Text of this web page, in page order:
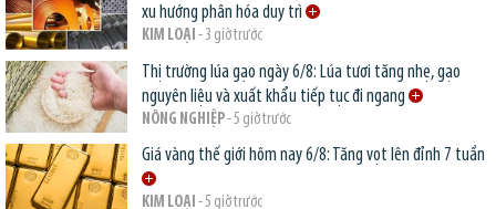
xu hướng phân hóa duy trì
KIM LOẠI - 3 giờ trước
Thị trường lúa gạo ngày 6/8: Lúa tươi tăng nhẹ, gạo
nguyên liệu và xuất khẩu tiếp tục đi ngang
NÔNG NGHIỆP- 5 giờ trước
Giá vàng thế giới hôm nay 6/8: Tăng vọt lên đỉnh 7 tuần
KIM LOẠI - 5 giờ trước